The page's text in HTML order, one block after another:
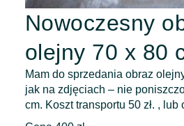
Nowoczesny
olejny 70 x 80
Mam do sprzedania obraz
jak na zdjęciach – nie
cm. Koszt transportu 50 zł. , lub